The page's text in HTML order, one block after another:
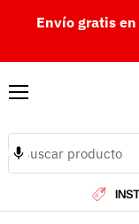
Envío gratis